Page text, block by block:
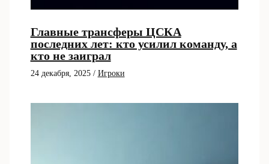
Главные трансферы ЦСКА
последних лет: кто усилил команду, а
кто не заиграл
24 декабря, 2025 / Игроки